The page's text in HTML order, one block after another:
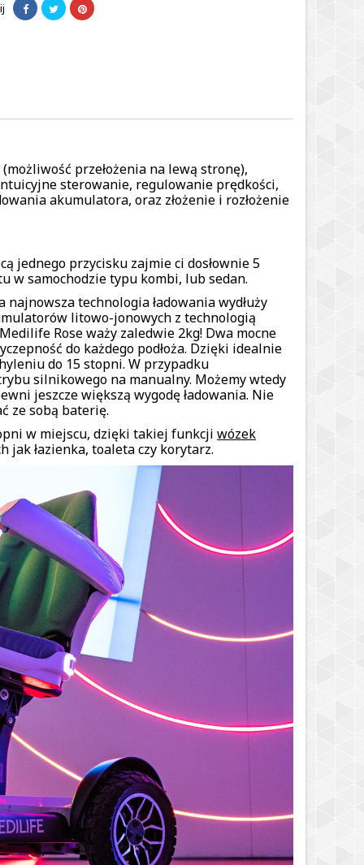
przełożenia na lewą stronę),
sterowanie, regulowanie prędkości,
akumulatora, oraz złożenie i rozłożenie
jednego przycisku zajmie ci dosłownie 5
w samochodzie typu kombi, lub sedan.
technologia ładowania wydłuży
litowo-jonowych z technologią
Rose waży zaledwie 2kg! Dwa mocne
do każdego podłoża. Dzięki idealnie
do 15 stopni. W przypadku
silnikowego na manualny. Możemy wtedy
jeszcze większą wygodę ładowania. Nie
ze sobą baterię.
w miejscu, dzięki takiej funkcji wózek
łazienka, toaleta czy korytarz.